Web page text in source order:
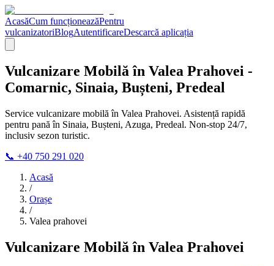
AcasăCum funcționeazăPentru
vulcanizatoriBlogAutentificareDescarcă aplicația
Vulcanizare Mobilă în Valea Prahovei -
Comarnic, Sinaia, Bușteni, Predeal
Service vulcanizare mobilă în Valea Prahovei. Asistență rapidă
pentru pană în Sinaia, Bușteni, Azuga, Predeal. Non-stop 24/7,
inclusiv sezon turistic.
📞 +40 750 291 020
Acasă
/
Orașe
/
Valea prahovei
Vulcanizare Mobilă în Valea Prahovei